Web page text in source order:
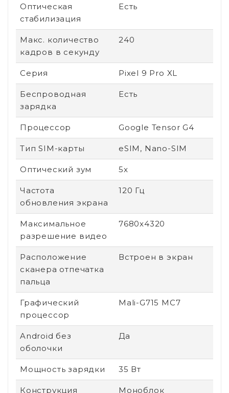
Оптическая
стабилизация
Есть
Макс. количество
кадров в секунду
240
Серия Pixel 9 Pro XL
Беспроводная
зарядка
Есть
Процессор Google Tensor G4
Тип SIM-карты eSIM, Nano-SIM
Оптический зум 5x
Частота
обновления экрана
120 Гц
Максимальное
разрешение видео
7680x4320
Расположение
сканера отпечатка
пальца
Встроен в экран
Графический
процессор
Mali-G715 MC7
Android без
оболочки
Да
Мощность зарядки 35 Вт
Конструкция
Моноблок